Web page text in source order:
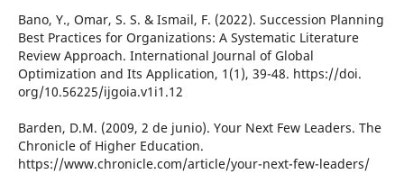
Bano, Y., Omar, S. S. & Ismail, F. (2022). Succession Planning
Best Practices for Organizations: A Systematic Literature
Review Approach. International Journal of Global
Optimization and Its Application, 1(1), 39-48. https://doi.
org/10.56225/ijgoia.v1i1.12
Barden, D.M. (2009, 2 de junio). Your Next Few Leaders. The
Chronicle of Higher Education.
https://www.chronicle.com/article/your-next-few-leaders/